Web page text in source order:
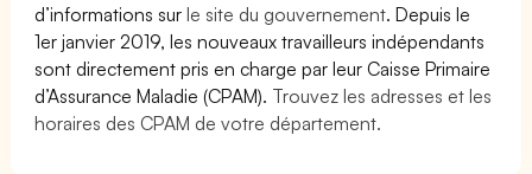
d’informations surle site du gouvernement. Depuis le
1er janvier 2019, les nouveaux travailleurs indépendants
sont directement pris en charge par leur Caisse Primaire
d’Assurance Maladie (CPAM). Trouvez les adresses et les
horaires des CPAM de votre département.